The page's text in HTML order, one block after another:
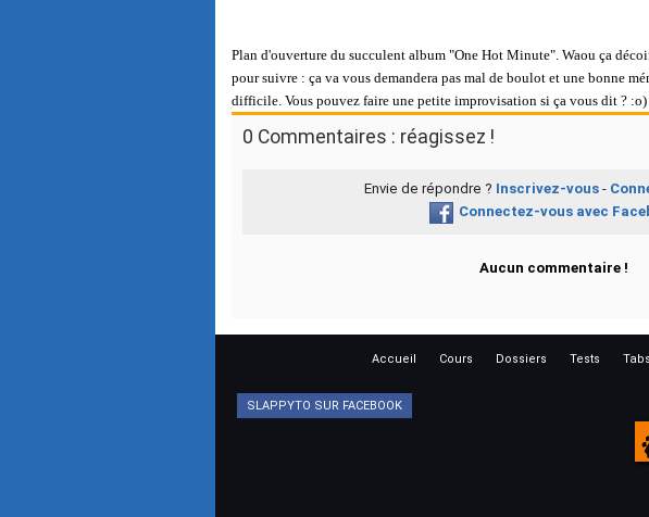
Plan d'ouverture du succulent album "One Hot Minute". Waou ça
pour suivre : ça va vous demandera pas mal de boulot et une bonne
difficile. Vous pouvez faire une petite improvisation si ça vous dit ? :o)
0 Commentaires : réagissez !
Envie de répondre ? Inscrivez-vous -
Connectez-vous avec
Aucun commentaire !
Accueil Cours Dossiers Tests Tabs
SLAPPYTO SUR FACEBOOK